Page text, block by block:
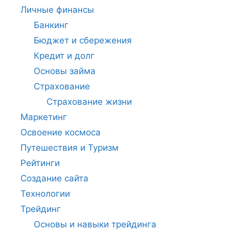
Личные финансы
Банкинг
Бюджет и сбережения
Кредит и долг
Основы займа
Страхование
Страхование жизни
Маркетинг
Освоение космоса
Путешествия и Туризм
Рейтинги
Создание сайта
Технологии
Трейдинг
Основы и навыки трейдинга